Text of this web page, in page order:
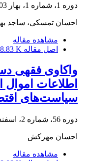
دوره 1، شماره 1، بهار 1403
احسان تمسکی، ساجد
مشاهده مقاله
اصل مقاله K
واکاوی فقهی
اطلاعات
سیاست‌های
دوره 56، شماره 2، اسفند 1402، صفحه
احسان مهرکش
مشاهده مقاله